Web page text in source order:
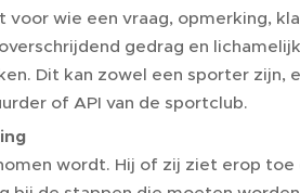
voor wie een vraag, opmerking,
gedrag en
Dit kan zowel een sporter zijn,
of API van de sportclub.
wordt. Hij of zij ziet erop toe